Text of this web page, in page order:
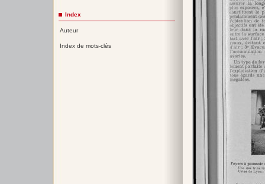
Index
Auteur
Index de mots-clés